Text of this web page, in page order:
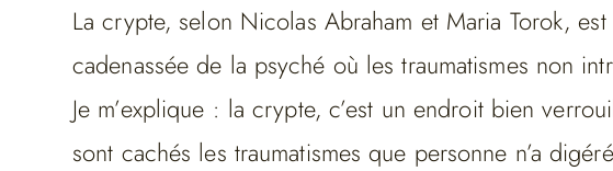
La crypte, selon Nicolas Abraham et Maria Torok,
cadenassée de la psyché où les traumatismes non
Je m’explique : la crypte, c’est un endroit bien
sont cachés les traumatismes que personne n’a